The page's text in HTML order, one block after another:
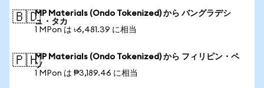
🇧🇩MP Materials (Ondo Tokenized) から バングラデシ
ュ・タカ
1 MPon は ৳6,481.39 に相当
🇵🇭MP Materials (Ondo Tokenized) から フィリピン・ペ
ソ
1 MPon は ₱3,189.46 に相当